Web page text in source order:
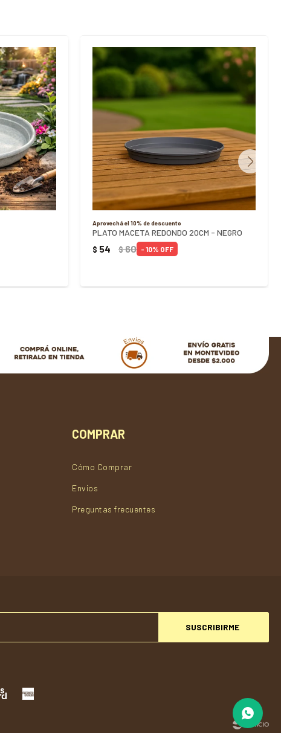
Aprovechá el 10% de descuento
PLATO MACETA REDONDO 20CM - NEGRO
$ 54 $60 10
SUSCRIBIRME
COMPRAR
Cómo Comprar
Envios
Preguntas frecuentes